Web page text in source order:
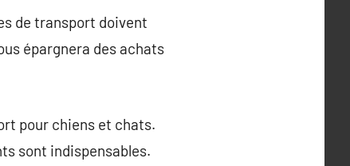
de transport doivent
épargnera des achats
pour chiens et chats.
sont indispensables.